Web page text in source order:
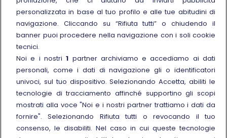
Manuale di Conservazione
Link esterno
Carriere
Link esterno
La Freccia Mag
Link esterno
Noleggia un treno charter
Viaggi di gruppo
personalizzata in base al tuo profilo e alle tue abitudini di
navigazione. Cliccando su “Rifiuta tutti” o chiudendo il
banner puoi procedere nella navigazione con i soli cookie
tecnici.
Noi e i nostri1 partner archiviamo e accediamo ai dati
personali, come i dati di navigazione gli o identificatori
univoci, sul tuo dispositivo. Selezionando Accetta, abiliti le
tecnologie di tracciamento affinché supportino gli scopi
mostrati alla voce "Noi e i nostri partner trattiamo i dati da
fornire". Selezionando Rifiuta tutti o revocando il tuo
consenso, le disabiliti. Nel caso in cui queste tecnologie